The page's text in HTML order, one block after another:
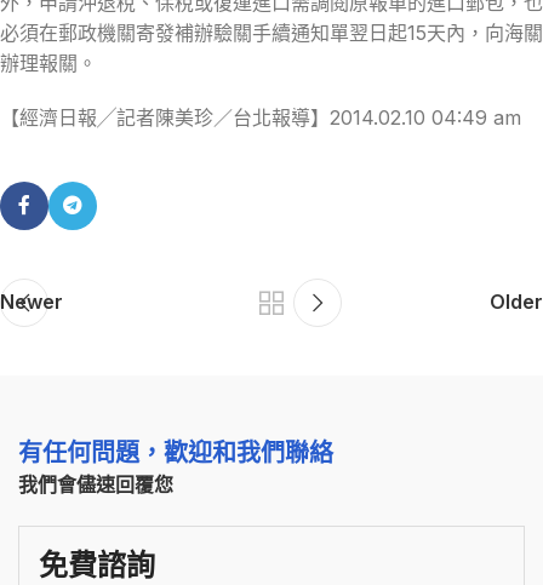
必須在郵政機關寄發補辦驗關手續通知單翌日起15天內，向海關
辦理報關。
【經濟日報╱記者陳美珍／台北報導】2014.02.10 04:49 am
Newer Older
有任何問題，歡迎和我們聯絡
我們會儘速回覆您
免費諮詢